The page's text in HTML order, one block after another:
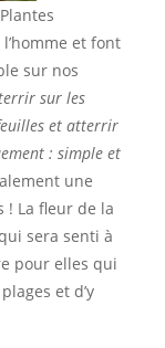
Plantes
et font
sur nos
sur les
et atterrir
: simple et
une
! La fleur de la
sera senti à
pour elles qui
et d’y